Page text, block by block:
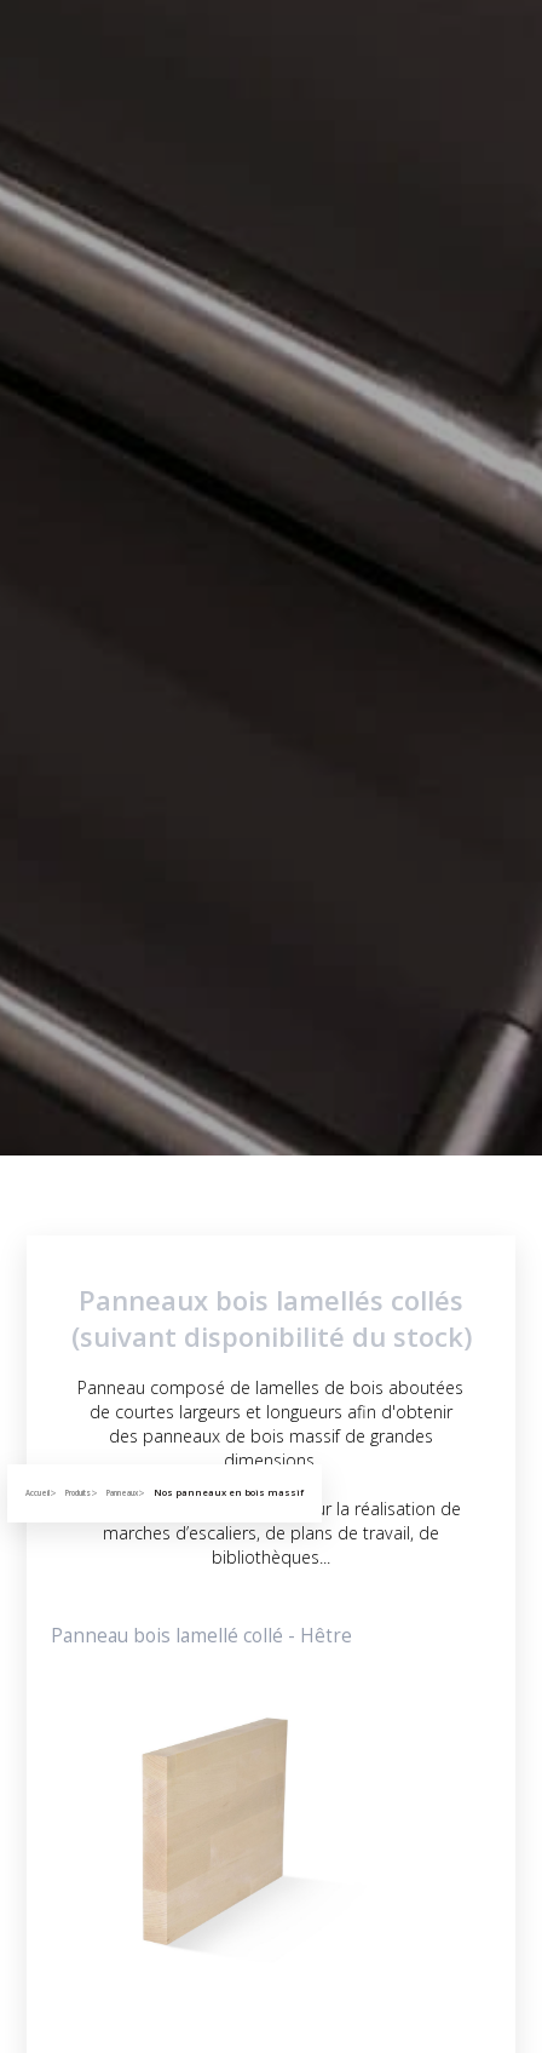
Accueil Produits Panneaux Nos panneaux en bois massif
Panneaux bois lamellés collés
(suivant disponibilité du stock)
Panneau composé de lamelles de bois aboutées
de courtes largeurs et longueurs afin d'obtenir
des panneaux de bois massif de grandes
dimensions.
On utilisera le lamellé collé pour la réalisation de
marches d’escaliers, de plans de travail, de
bibliothèques...
Panneau bois lamellé collé - Hêtre